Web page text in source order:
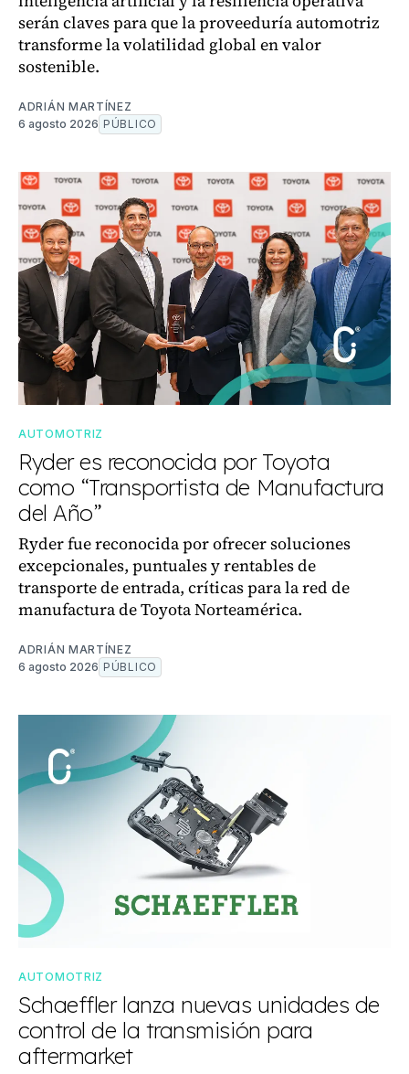
serán claves para que la proveeduría automotriz
transforme la volatilidad global en valor
sostenible.
ADRIÁN MARTÍNEZ
6 agosto 2026 PÚBLICO
AUTOMOTRIZ
Ryder es reconocida por Toyota
como “Transportista de Manufactura
del Año”
Ryder fue reconocida por ofrecer soluciones
excepcionales, puntuales y rentables de
transporte de entrada, críticas para la red de
manufactura de Toyota Norteamérica.
ADRIÁN MARTÍNEZ
6 agosto 2026 PÚBLICO
AUTOMOTRIZ
Schaeffler lanza nuevas unidades de
control de la transmisión para
aftermarket